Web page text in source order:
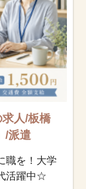
人/板橋
/派遣
職を！大学
活躍中☆